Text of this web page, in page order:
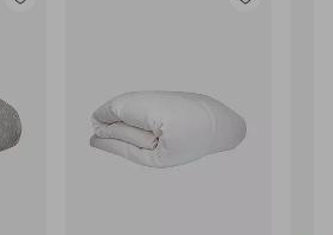
Legg
Legg